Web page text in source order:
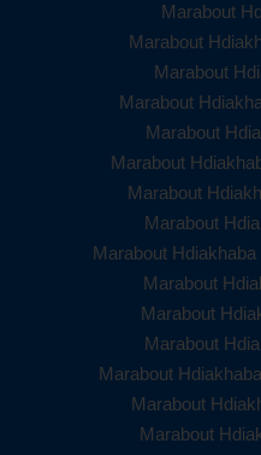
Marabout
Marabout
Marabout
Marabout
Marabout
Marabout
Marabout
Marabout
Marabout
Marabout
Marabout
Marabout
Marabout
Marabout
Marabout